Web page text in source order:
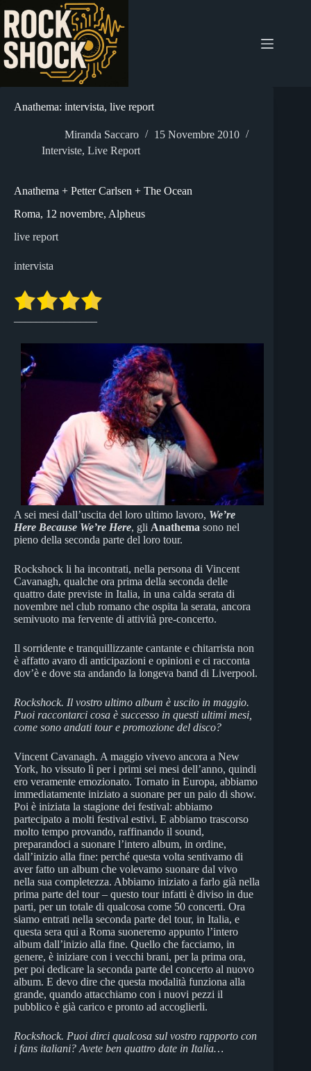
contenuto
Anathema: intervista, live report
Miranda Saccaro
15 Novembre 2010
Interviste, Live Report
Anathema + Petter Carlsen + The Ocean
Roma, 12 novembre, Alpheus
live report
intervista
A sei mesi dall’uscita del loro ultimo lavoro, We’re
Here Because We’re Here, gli Anathema sono nel
pieno della seconda parte del loro tour.
Rockshock li ha incontrati, nella persona di Vincent
Cavanagh, qualche ora prima della seconda delle
quattro date previste in Italia, in una calda serata di
novembre nel club romano che ospita la serata, ancora
semivuoto ma fervente di attività pre-concerto.
Il sorridente e tranquillizzante cantante e chitarrista non
è affatto avaro di anticipazioni e opinioni e ci racconta
dov’è e dove sta andando la longeva band di Liverpool.
Rockshock. Il vostro ultimo album è uscito in maggio.
Puoi raccontarci cosa è successo in questi ultimi mesi,
come sono andati tour e promozione del disco?
Vincent Cavanagh. A maggio vivevo ancora a New
York, ho vissuto lì per i primi sei mesi dell’anno, quindi
ero veramente emozionato. Tornato in Europa, abbiamo
immediatamente iniziato a suonare per un paio di show.
Poi è iniziata la stagione dei festival: abbiamo
partecipato a molti festival estivi. E abbiamo trascorso
molto tempo provando, raffinando il sound,
preparandoci a suonare l’intero album, in ordine,
dall’inizio alla fine: perché questa volta sentivamo di
aver fatto un album che volevamo suonare dal vivo
nella sua completezza. Abbiamo iniziato a farlo già nella
prima parte del tour – questo tour infatti è diviso in due
parti, per un totale di qualcosa come 50 concerti. Ora
siamo entrati nella seconda parte del tour, in Italia, e
questa sera qui a Roma suoneremo appunto l’intero
album dall’inizio alla fine. Quello che facciamo, in
genere, è iniziare con i vecchi brani, per la prima ora,
per poi dedicare la seconda parte del concerto al nuovo
album. E devo dire che questa modalità funziona alla
grande, quando attacchiamo con i nuovi pezzi il
pubblico è già carico e pronto ad accoglierli.
Rockshock. Puoi dirci qualcosa sul vostro rapporto con
i fans italiani? Avete ben quattro date in Italia…